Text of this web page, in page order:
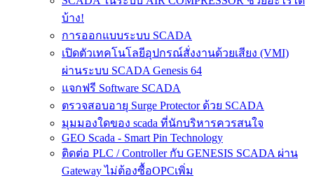
บ้าง!
การออกแบบระบบ SCADA
เปิดตัวเทคโนโลยีอุปกรณ์สั่งงานด้วยเสียง (VMI)
ผ่านระบบ SCADA Genesis 64
แจกฟรี Software SCADA
ตรวจสอบอายุ Surge Protector ด้วย SCADA
มุมมองใดของ scada ที่นักบริหารควรสนใจ
GEO Scada - Smart Pin Technology
ติดต่อ PLC / Controller กับ GENESIS SCADA ผ่าน
Gateway ไม่ต้องซื้อOPCเพิ่ม